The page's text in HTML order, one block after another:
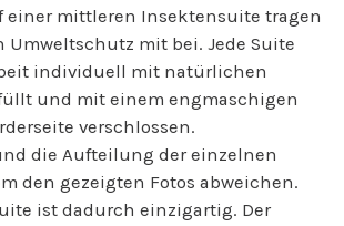
einer mittleren Insektensuite tragen
Umweltschutz mit bei. Jede Suite
individuell mit natürlichen
und mit einem engmaschigen
verschlossen.
die Aufteilung der einzelnen
den gezeigten Fotos abweichen.
ist dadurch einzigartig. Der